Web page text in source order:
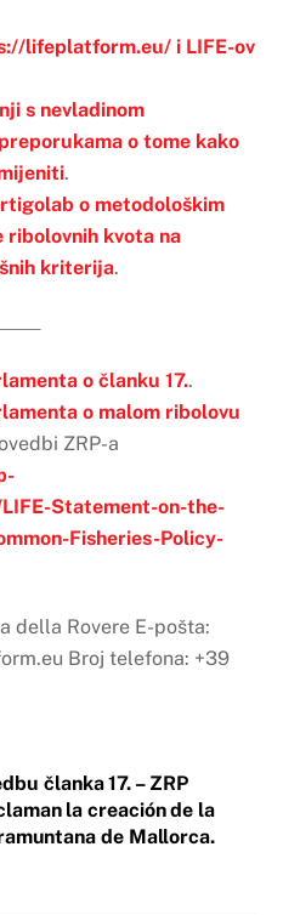
lifeplatform.eu/ i LIFE-ov
s nevladinom
o tome kako
.
o metodološkim
kvota na
kriterija.
o članku 17..
o malom ribolovu
ZRP-a
Statement-on-the-
Fisheries-Policy-
della Rovere E-pošta:
Broj telefona: +39
članka 17. – ZRP
la creación de la
de Mallorca.